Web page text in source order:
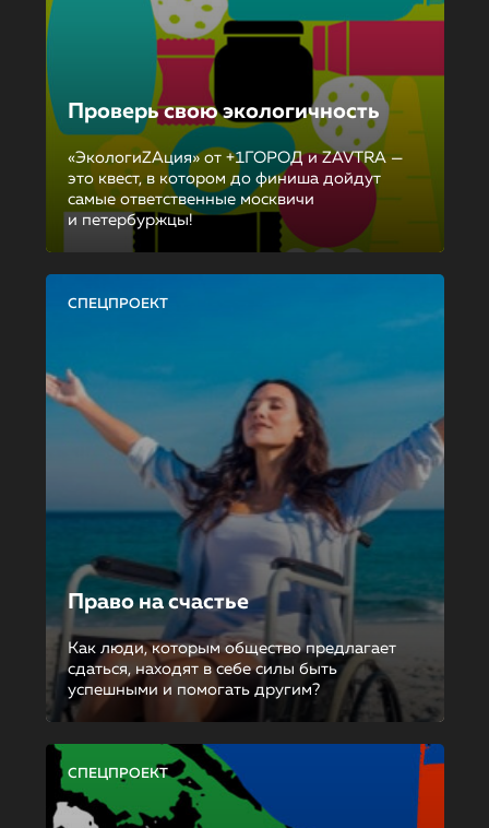
Проверь свою экологичность
«ЭкологиZAция» от +1ГОРОД и ZAVTRA —
это квест, в котором до финиша дойдут
самые ответственные москвичи
и петербуржцы!
СПЕЦПРОЕКТ
Право на счастье
Как люди, которым общество предлагает
сдаться, находят в себе силы быть
успешными и помогать другим?
СПЕЦПРОЕКТ